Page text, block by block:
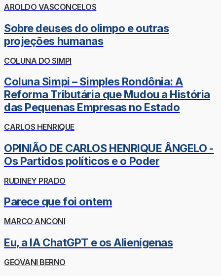
AROLDO VASCONCELOS
Sobre deuses do olimpo e outras
projeções humanas
COLUNA DO SIMPI
Coluna Simpi – Simples Rondônia: A
Reforma Tributária que Mudou a História
das Pequenas Empresas no Estado
CARLOS HENRIQUE
OPINIÃO DE CARLOS HENRIQUE ÂNGELO -
Os Partidos políticos e o Poder
RUDINEY PRADO
Parece que foi ontem
MARCO ANCONI
Eu, a IA ChatGPT e os Alienígenas
GEOVANI BERNO